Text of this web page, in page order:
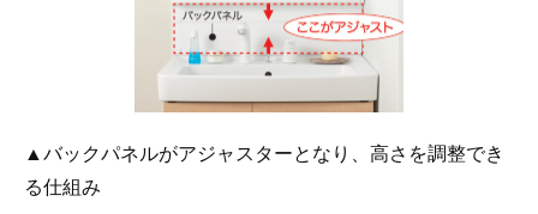
▲バックパネルがアジャスターとなり、高さを調整でき
る仕組み